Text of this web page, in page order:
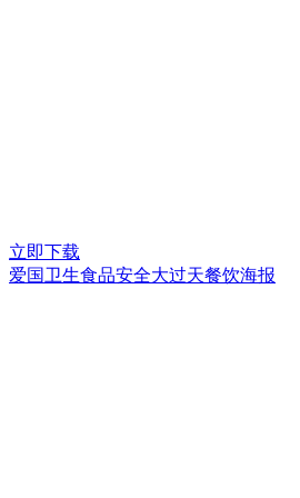
立即下载
爱国卫生食品安全大过天餐饮海报